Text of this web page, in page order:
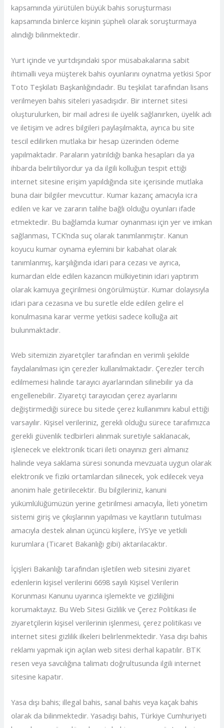
kapsamında yürütülen büyük bahis soruşturması
kapsamında binlerce kişinin şüpheli olarak soruşturmaya
alındığı bilinmektedir.
Yurt içinde ve yurtdışındaki spor müsabakalarına sabit
ihtimalli veya müşterek bahis oyunlarını oynatma yetkisi Spor
Toto Teşkilatı Başkanlığındadır. Bu teşkilat tarafından lisans
verilmeyen bahis siteleri yasadışıdır. Bir internet sitesi
oluşturulurken, bir mail adresi ile üyelik sağlanırken, üyelik adı
ve iletişim ve adres bilgileri paylaşılmakta, ayrıca bu site
tescil edilirken mutlaka bir hesap üzerinden ödeme
yapılmaktadır. Paraların yatırıldığı banka hesapları da ya
ihbarda belirtiliyordur ya da ilgili kolluğun tespit ettiği
internet sitesine erişim yapıldığında site içerisinde mutlaka
buna dair bilgiler mevcuttur. Kumar kazanç amacıyla icra
edilen ve kar ve zararın talihe bağlı olduğu oyunları ifade
etmektedir. Bu bağlamda kumar oynanması için yer ve imkan
sağlanması, TCK’nda suç olarak tanımlanmıştır. Kanun
koyucu kumar oynama eylemini bir kabahat olarak
tanımlanmış, karşılığında idari para cezası ve ayrıca,
kumardan elde edilen kazancın mülkiyetinin idari yaptırım
olarak kamuya geçirilmesi öngörülmüştür. Kumar dolayısıyla
idari para cezasına ve bu suretle elde edilen gelire el
konulmasına karar verme yetkisi sadece kolluğa ait
bulunmaktadır.
Web sitemizin ziyaretçiler tarafından en verimli şekilde
faydalanılması için çerezler kullanılmaktadır. Çerezler tercih
edilmemesi halinde tarayıcı ayarlarından silinebilir ya da
engellenebilir. Ziyaretçi tarayıcıdan çerez ayarlarını
değiştirmediği sürece bu sitede çerez kullanımını kabul ettiği
varsayılır. Kişisel verileriniz, gerekli olduğu sürece tarafımızca
gerekli güvenlik tedbirleri alınmak suretiyle saklanacak,
işlenecek ve elektronik ticari ileti onayınızı geri almanız
halinde veya saklama süresi sonunda mevzuata uygun olarak
elektronik ve fiziki ortamlardan silinecek, yok edilecek veya
anonim hale getirilecektir. Bu bilgileriniz, kanuni
yükümlülüğümüzün yerine getirilmesi amacıyla, İleti yönetim
sistemi giriş ve çıkışlarının yapılması ve kayıtların tutulması
amacıyla destek alınan üçüncü kişilere, İYS’ye ve yetkili
kurumlara (Ticaret Bakanlığı gibi) aktarılacaktır.
İçişleri Bakanlığı tarafından işletilen web sitesini ziyaret
edenlerin kişisel verilerini 6698 sayılı Kişisel Verilerin
Korunması Kanunu uyarınca işlemekte ve gizliliğini
korumaktayız. Bu Web Sitesi Gizlilik ve Çerez Politikası ile
ziyaretçilerin kişisel verilerinin işlenmesi, çerez politikası ve
internet sitesi gizlilik ilkeleri belirlenmektedir. Yasa dışı bahis
reklamı yapmak için açılan web sitesi derhal kapatılır. BTK
resen veya savcılığına talimatı doğrultusunda ilgili internet
sitesine kapatır.
Yasa dışı bahis; illegal bahis, sanal bahis veya kaçak bahis
olarak da bilinmektedir. Yasadışı bahis, Türkiye Cumhuriyeti